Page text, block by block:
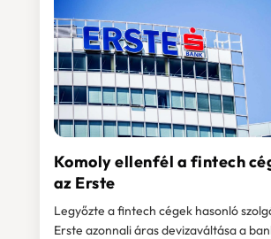
Komoly ellenfél a fintech
az Erste
Legyőzte a fintech cégek hasonló
Erste azonnali áras devizaváltása a